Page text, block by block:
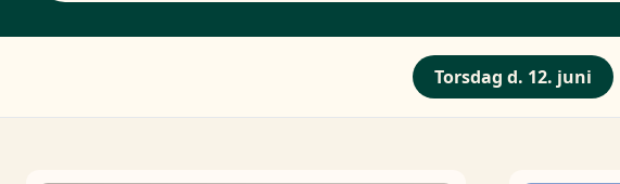
Torsdag d. 12. juni